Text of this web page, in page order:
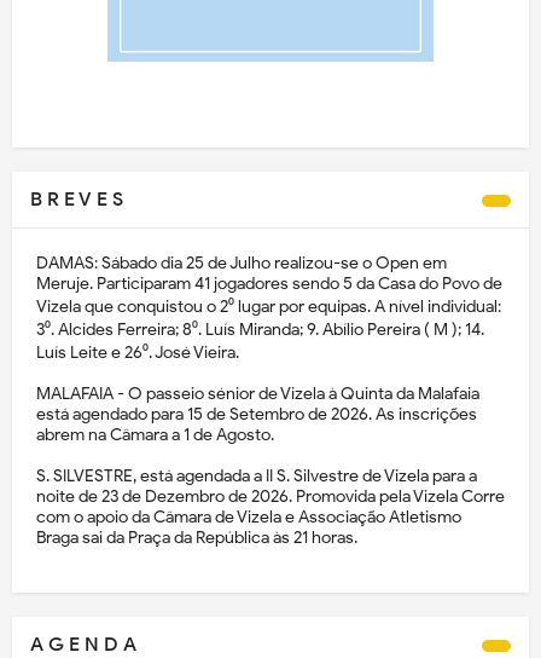
B R E V E S
DAMAS: Sábado dia 25 de Julho realizou-se o Open em
Meruje. Participaram 41 jogadores sendo 5 da Casa do Povo de
Vizela que conquistou o 2⁰ lugar por equipas. A nível individual:
3⁰. Alcides Ferreira; 8⁰. Luís Miranda; 9. Abílio Pereira ( M ); 14.
Luís Leite e 26⁰. José Vieira.
MALAFAIA - O passeio sénior de Vizela à Quinta da Malafaia
está agendado para 15 de Setembro de 2026. As inscrições
abrem na Câmara a 1 de Agosto.
S. SILVESTRE, está agendada a II S. Silvestre de Vizela para a
noite de 23 de Dezembro de 2026. Promovida pela Vizela Corre
com o apoio da Câmara de Vizela e Associação Atletismo
Braga sai da Praça da República às 21 horas.
A G E N D A